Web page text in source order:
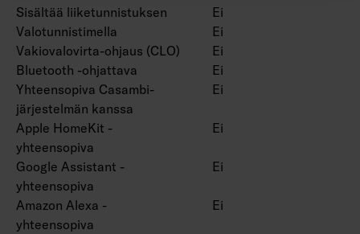
Sisältää liiketunnistuksen
Ei
Valotunnistimella
Ei
Vakiovalovirta-ohjaus (CLO)
Ei
Bluetooth -ohjattava
Ei
Yhteensopiva Casambi-
järjestelmän kanssa
Ei
Apple HomeKit -
yhteensopiva
Ei
Google Assistant -
yhteensopiva
Ei
Amazon Alexa -
yhteensopiva
Ei